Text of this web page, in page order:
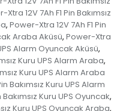
Xtra 12V 7Ah F1 Pin Bakımsız
, Power-Xtra 12V 7Ah F1 Pin
Araba Aküsü, Power-Xtra
Alarm Oyuncak Aküsü,
Kuru UPS Alarm Araba,
Kuru UPS Alarm Araba
Bakımsız Kuru UPS Alarm
Kuru UPS Oyuncak,
Kuru UPS Oyuncak Araba,